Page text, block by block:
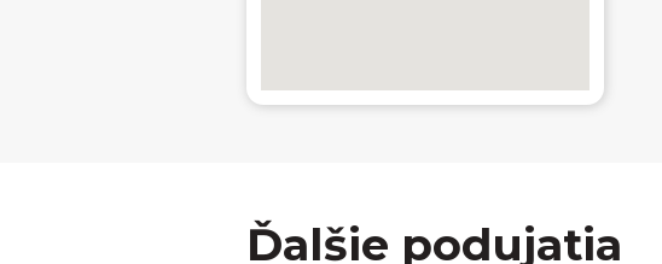
Ďalšie podujatia